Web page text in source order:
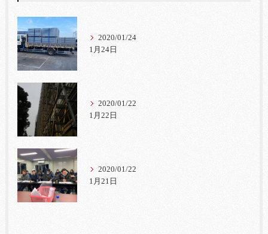
2020/01/24
1月24日
2020/01/22
1月22日
2020/01/22
1月21日